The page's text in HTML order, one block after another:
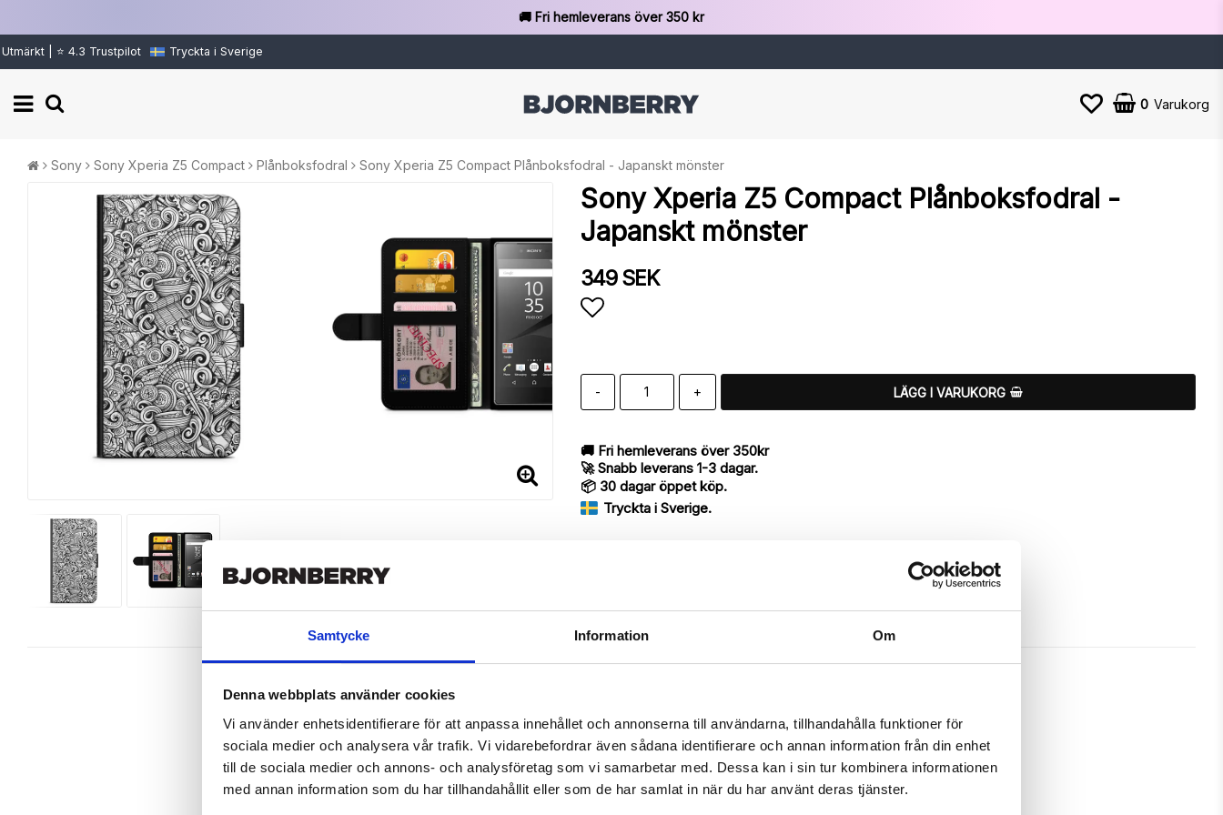
Samtycke Information Om
Denna webbplats använder cookies
Vi använder enhetsidentifierare för att anpassa innehållet och annonserna till användarna, tillhandahålla funktioner för
sociala medier och analysera vår trafik. Vi vidarebefordrar även sådana identifierare och annan information från din enhet
till de sociala medier och annons- och analysföretag som vi samarbetar med. Dessa kan i sin tur kombinera informationen
med annan information som du har tillhandahållit eller som de har samlat in när du har använt deras tjänster.
🚚 Fri hemleverans över 350 kr
Utmärkt | ⭐ 4.3 Trustpilot Tryckta i Sverige
0 Varukorg
Sony Sony Xperia Z5 Compact Plånboksfodral Sony Xperia Z5 Compact Plånboksfodral - Japanskt mönster
Sony Xperia Z5 Compact Plånboksfodral -
Japanskt mönster
349 SEK
- + LÄGG I VARUKORG
🚚 Fri hemleverans över 350kr
🚀 Snabb leverans 1-3 dagar.
📦 30 dagar öppet köp.
Tryckta i Sverige.
Art.nr: 11973
Snyggt plånboksfodral från Bjornberry med unikt “Japanskt mönster”-mönster, designat för att ge ett bra skydd och passa din Sony
Xperia Z5 Compact perfekt.
Denna mobilväska är mycket smidig då den har funktionen att fungera som ett skyddande fodral men samtidigt som en plånbok. Detta